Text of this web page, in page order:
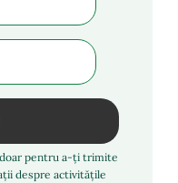
pentru a-ți trimite
despre activitățile